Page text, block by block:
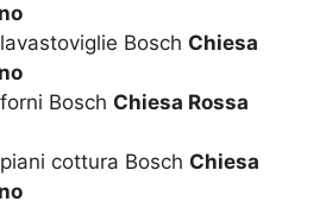
Bosch Chiesa
Bosch Chiesa Rossa
cottura Bosch Chiesa